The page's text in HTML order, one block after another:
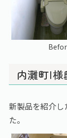
内灘町I
新製品を紹介
た。